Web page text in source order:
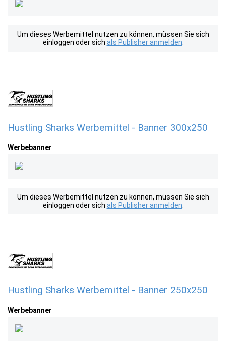
Um dieses Werbemittel nutzen zu können, müssen Sie sich
einloggen oder sich als Publisher anmelden
Hustling Sharks Werbemittel - Banner 300x250
Werbebanner
Um dieses Werbemittel nutzen zu können, müssen Sie sich
einloggen oder sich als Publisher anmelden
Hustling Sharks Werbemittel - Banner 250x250
Werbebanner